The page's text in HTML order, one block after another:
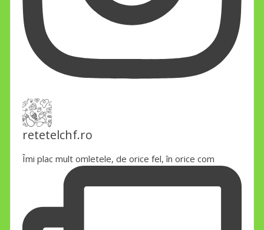
retetelchf.ro
Îmi plac mult omletele, de orice fel, în orice com